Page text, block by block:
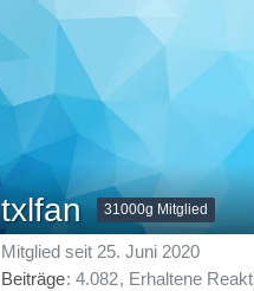
txlfan 31000g Mitglied
Mitglied seit 25. Juni 2020
Beiträge 4.082 Erhaltene